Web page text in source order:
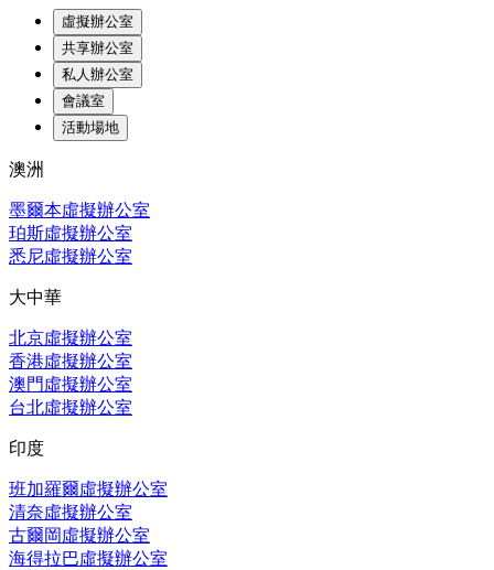
虛擬辦公室
共享辦公室
私人辦公室
會議室
活動場地
澳洲
墨爾本虛擬辦公室
珀斯虛擬辦公室
悉尼虛擬辦公室
大中華
北京虛擬辦公室
香港虛擬辦公室
澳門虛擬辦公室
台北虛擬辦公室
印度
班加羅爾虛擬辦公室
清奈虛擬辦公室
古爾岡虛擬辦公室
海得拉巴虛擬辦公室